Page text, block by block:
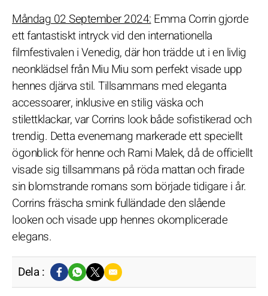
Måndag 02 September 2024: Emma Corrin gjorde
ett fantastiskt intryck vid den internationella
filmfestivalen i Venedig, där hon trädde ut i en livlig
neonklädsel från Miu Miu som perfekt visade upp
hennes djärva stil. Tillsammans med eleganta
accessoarer, inklusive en stilig väska och
stilettklackar, var Corrins look både sofistikerad och
trendig. Detta evenemang markerade ett speciellt
ögonblick för henne och Rami Malek, då de officiellt
visade sig tillsammans på röda mattan och firade
sin blomstrande romans som började tidigare i år.
Corrins fräscha smink fulländade den slående
looken och visade upp hennes okomplicerade
elegans.
Dela :